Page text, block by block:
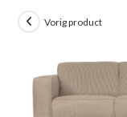
Vorig product